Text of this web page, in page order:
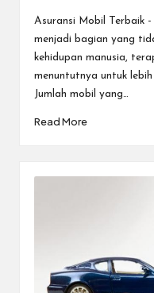
by
Asuransi Mobil Terbaik
menjadi bagian yang
kehidupan manusia,
menuntutnya untuk
Jumlah mobil yang…
Read More